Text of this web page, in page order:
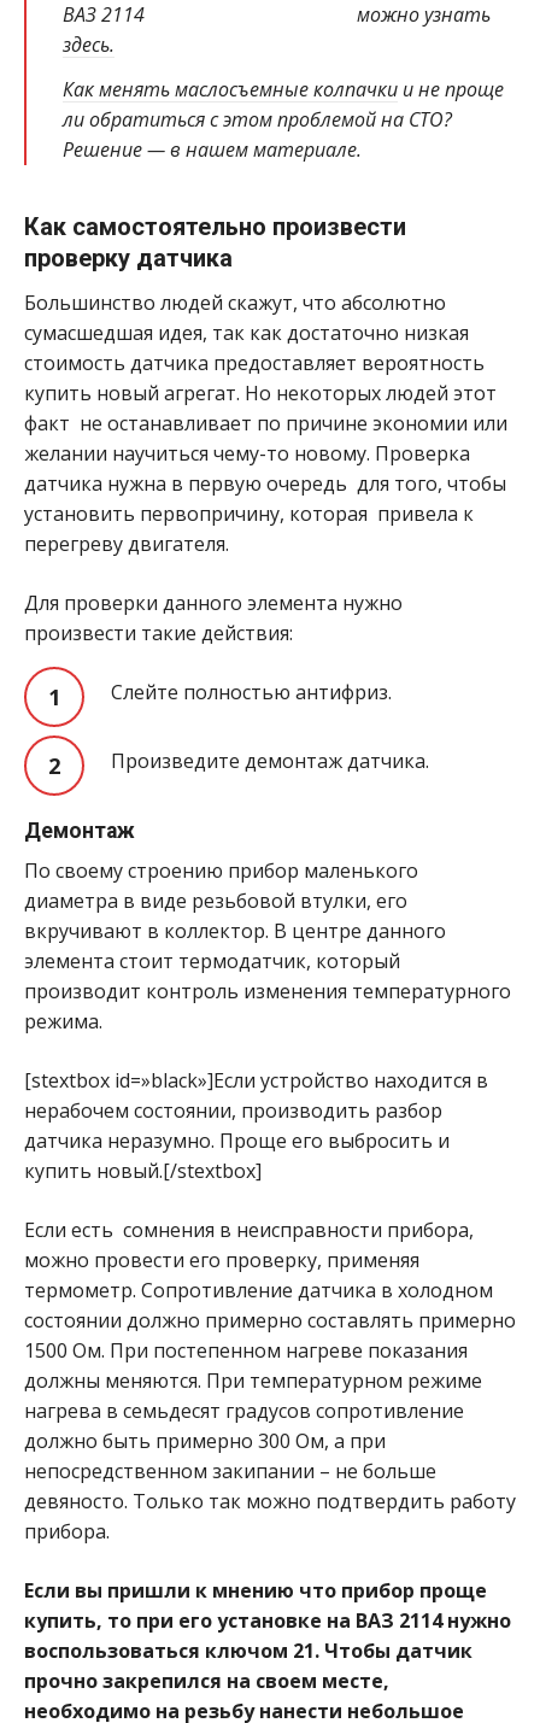
можно узнать
здесь.
Как менять маслосъемные колпачки и не проще
ли обратиться с этом проблемой на СТО?
Решение — в нашем материале.
Как самостоятельно произвести
проверку датчика
Большинство людей скажут, что абсолютно
сумасшедшая идея, так как достаточно низкая
стоимость датчика предоставляет вероятность
купить новый агрегат. Но некоторых людей этот
факт не останавливает по причине экономии или
желании научиться чему-то новому. Проверка
датчика нужна в первую очередь для того, чтобы
установить первопричину, которая привела к
перегреву двигателя.
Для проверки данного элемента нужно
произвести такие действия:
Слейте полностью антифриз.
Произведите демонтаж датчика.
Демонтаж
По своему строению прибор маленького
диаметра в виде резьбовой втулки, его
вкручивают в коллектор. В центре данного
элемента стоит термодатчик, который
производит контроль изменения температурного
режима.
[stextbox id=»black»]Если устройство находится в
нерабочем состоянии, производить разбор
датчика неразумно. Проще его выбросить и
купить новый.[/stextbox]
Если есть сомнения в неисправности прибора,
можно провести его проверку, применяя
термометр. Сопротивление датчика в холодном
состоянии должно примерно составлять примерно
1500 Ом. При постепенном нагреве показания
должны меняются. При температурном режиме
нагрева в семьдесят градусов сопротивление
должно быть примерно 300 Ом, а при
непосредственном закипании – не больше
девяносто. Только так можно подтвердить работу
прибора.
Если вы пришли к мнению что прибор проще
купить, то при его установке на ВАЗ 2114 нужно
воспользоваться ключом 21. Чтобы датчик
прочно закрепился на своем месте,
необходимо на резьбу нанести небольшое